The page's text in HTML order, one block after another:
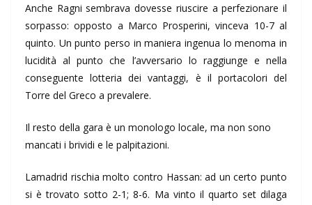
Anche Ragni sembrava dovesse riuscire a perfezionare il
sorpasso: opposto a Marco Prosperini, vinceva 10-7 al
quinto. Un punto perso in maniera ingenua lo menoma in
lucidità al punto che l’avversario lo raggiunge e nella
conseguente lotteria dei vantaggi, è il portacolori del
Torre del Greco a prevalere.
Il resto della gara è un monologo locale, ma non sono
mancati i brividi e le palpitazioni.
Lamadrid rischia molto contro Hassan: ad un certo punto
si è trovato sotto 2-1; 8-6. Ma vinto il quarto set dilaga